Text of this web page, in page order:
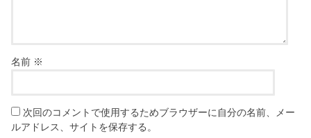
名前 ※
次回のコメントで使用するためブラウザーに自分の名前、メー
ルアドレス、サイトを保存する。